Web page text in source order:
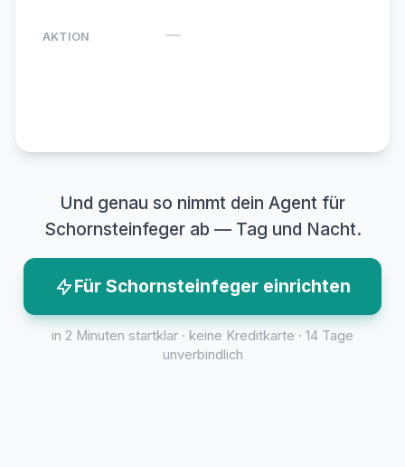
AKTION —
Und genau so nimmt dein Agent für
Schornsteinfeger ab — Tag und Nacht.
Für Schornsteinfeger einrichten
in 2 Minuten startklar · keine Kreditkarte · 14 Tage
unverbindlich